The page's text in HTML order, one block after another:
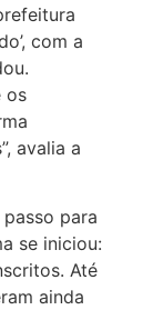
com a
os
avalia a
para
se iniciou:
Até
ainda